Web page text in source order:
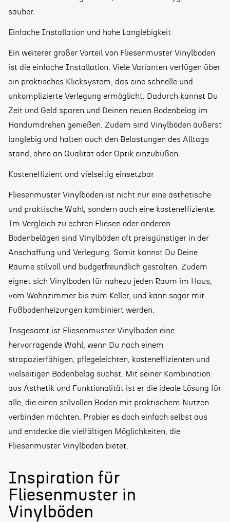
sauber.
Einfache Installation und hohe Langlebigkeit
Ein weiterer großer Vorteil von Fliesenmuster Vinylboden
ist die einfache Installation. Viele Varianten verfügen über
ein praktisches Klicksystem, das eine schnelle und
unkomplizierte Verlegung ermöglicht. Dadurch kannst Du
Zeit und Geld sparen und Deinen neuen Bodenbelag im
Handumdrehen genießen. Zudem sind Vinylböden äußerst
langlebig und halten auch den Belastungen des Alltags
stand, ohne an Qualität oder Optik einzubüßen.
Kosteneffizient und vielseitig einsetzbar
Fliesenmuster Vinylboden ist nicht nur eine ästhetische
und praktische Wahl, sondern auch eine kosteneffiziente.
Im Vergleich zu echten Fliesen oder anderen
Bodenbelägen sind Vinylböden oft preisgünstiger in der
Anschaffung und Verlegung. Somit kannst Du Deine
Räume stilvoll und budgetfreundlich gestalten. Zudem
eignet sich Vinylboden für nahezu jeden Raum im Haus,
vom Wohnzimmer bis zum Keller, und kann sogar mit
Fußbodenheizungen kombiniert werden.
Insgesamt ist Fliesenmuster Vinylboden eine
hervorragende Wahl, wenn Du nach einem
strapazierfähigen, pflegeleichten, kosteneffizienten und
vielseitigen Bodenbelag suchst. Mit seiner Kombination
aus Ästhetik und Funktionalität ist er die ideale Lösung für
alle, die einen stilvollen Boden mit praktischem Nutzen
verbinden möchten. Probier es doch einfach selbst aus
und entdecke die vielfältigen Möglichkeiten, die
Fliesenmuster Vinylboden bietet.
Inspiration für
Fliesenmuster in
Vinylböden